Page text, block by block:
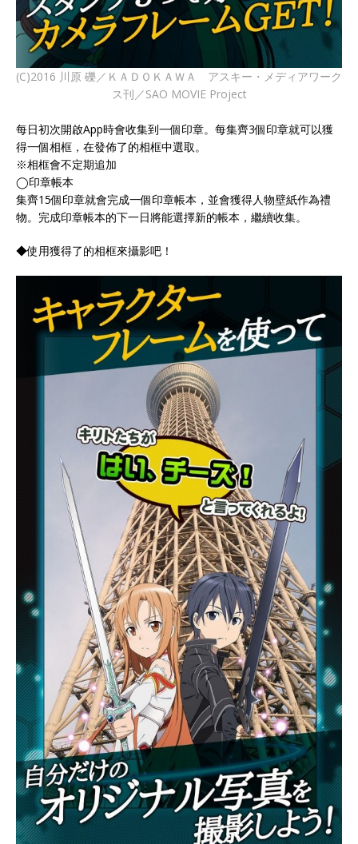
(C)2016 川原 礫／ＫＡＤＯＫＡＷＡ アスキー・メディアワーク
ス刊／SAO MOVIE Project
每日初次開啟App時會收集到一個印章。每集齊3個印章就可以獲
得一個相框，在發佈了的相框中選取。
※相框會不定期追加
◯印章帳本
集齊15個印章就會完成一個印章帳本，並會獲得人物壁紙作為禮
物。完成印章帳本的下一日將能選擇新的帳本，繼續收集。
◆使用獲得了的相框來攝影吧！